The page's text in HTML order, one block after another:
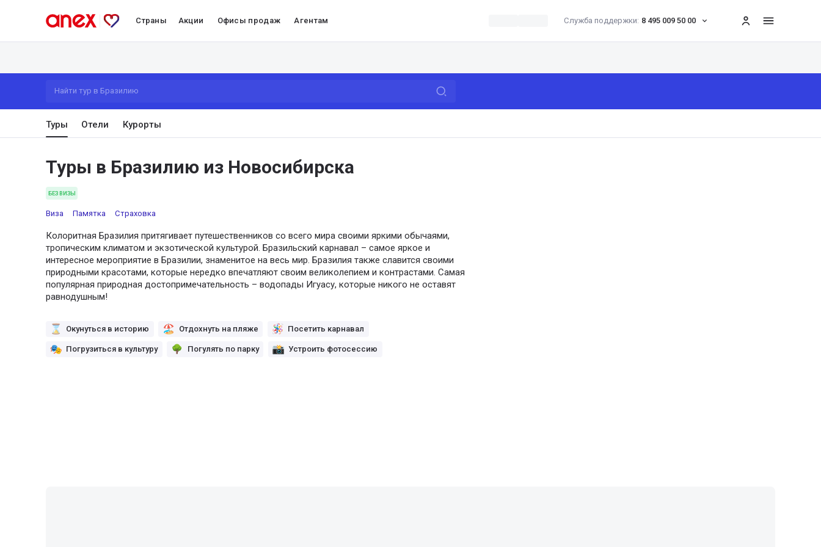
Страны Акции Офисы продаж Агентам Служба поддержки: 8 495 009 50 00 меню
Найти тур в Бразилию
Туры Отели Курорты
Туры в Бразилию из Новосибирска
БЕЗ ВИЗЫ
Виза Памятка Страховка
Колоритная Бразилия притягивает путешественников со всего мира своими яркими обычаями,
тропическим климатом и экзотической культурой. Бразильский карнавал – самое яркое и
интересное мероприятие в Бразилии, знаменитое на весь мир. Бразилия также славится своими
природными красотами, которые нередко впечатляют своим великолепием и контрастами. Самая
популярная природная достопримечательность – водопады Игуасу, которые никого не оставят
равнодушным!
Окунуться в историю Отдохнуть на пляже Посетить карнавал
Погрузиться в культуру Погулять по парку Устроить фотосессию